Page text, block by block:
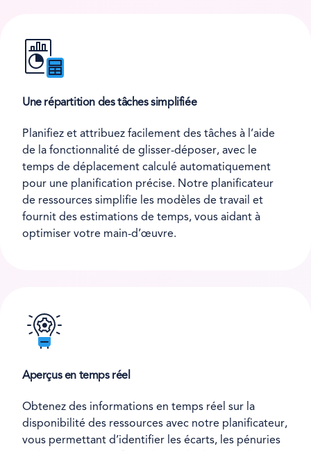
Une répartition des tâches simplifiée
Planifiez et attribuez facilement des tâches à l’aide
de la fonctionnalité de glisser-déposer, avec le
temps de déplacement calculé automatiquement
pour une planification précise. Notre planificateur
de ressources simplifie les modèles de travail et
fournit des estimations de temps, vous aidant à
optimiser votre main-d’œuvre.
Aperçus en temps réel
Obtenez des informations en temps réel sur la
disponibilité des ressources avec notre planificateur,
vous permettant d’identifier les écarts, les pénuries